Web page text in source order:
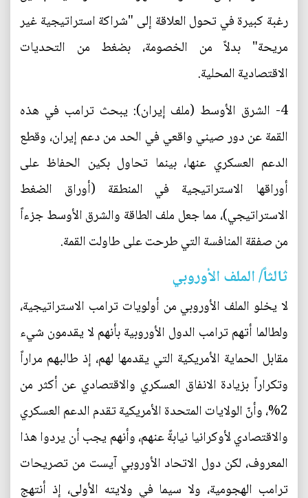
رغبة كبيرة في تحول العلاقة إلى "شراكة استراتيجية غير
مريحة" بدلاً من الخصومة، بضغط من التحديات
الاقتصادية المحلية.
4- الشرق الأوسط (ملف إيران): يبحث ترامب في هذه
القمة عن دور صيني واقعي في الحد من دعم إيران، وقطع
الدعم العسكري عنها، بينما تحاول بكين الحفاظ على
أوراقها الاستراتيجية في المنطقة (أوراق الضغط
الاستراتيجي)، مما جعل ملف الطاقة والشرق الأوسط جزءاً
من صفقة المنافسة التي طرحت على طاولت القمة.
ثالثاً/ الملف الأوروبي
لا يخلو الملف الأوروبي من أولويات ترامب الاستراتيجية،
ولطالما أتهم ترامب الدول الأوروبية بأنهم لا يقدمون شيء
مقابل الحماية الأمريكية التي يقدمها لهم، إذ طالبهم مراراً
وتكراراً بزيادة الانفاق العسكري والاقتصادي عن أكثر من
2%، وأنّ الولايات المتحدة الأمريكية تقدم الدعم العسكري
والاقتصادي لأوكرانيا نيابةً عنهم، وأنهم يجب أن يردوا هذا
المعروف، لكن دول الاتحاد الأوروبي آيست من تصريحات
ترامب الهجومية، ولا سيما في ولايته الأولى، إذ أنتهج